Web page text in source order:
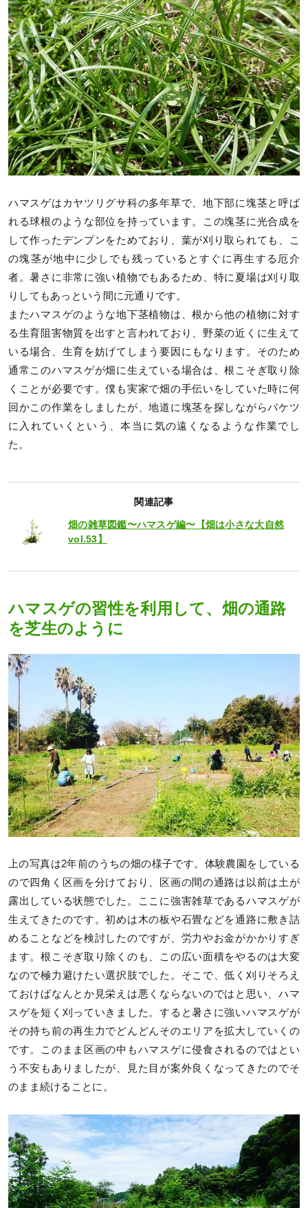
ハマスゲはカヤツリグサ科の多年草で、地下部に塊茎と呼ば
れる球根のような部位を持っています。この塊茎に光合成を
して作ったデンプンをためており、葉が刈り取られても、こ
の塊茎が地中に少しでも残っているとすぐに再生する厄介
者。暑さに非常に強い植物でもあるため、特に夏場は刈り取
りしてもあっという間に元通りです。
またハマスゲのような地下茎植物は、根から他の植物に対す
る生育阻害物質を出すと言われており、野菜の近くに生えて
いる場合、生育を妨げてしまう要因にもなります。そのため
通常このハマスゲが畑に生えている場合は、根こそぎ取り除
くことが必要です。僕も実家で畑の手伝いをしていた時に何
回かこの作業をしましたが、地道に塊茎を探しながらバケツ
に入れていくという、本当に気の遠くなるような作業でし
た。
関連記事
畑の雑草図鑑〜ハマスゲ編〜【畑は小さな大自然
vol.53】
ハマスゲの習性を利用して、畑の通路
を芝生のように
上の写真は2年前のうちの畑の様子です。体験農園をしている
ので四角く区画を分けており、区画の間の通路は以前は土が
露出している状態でした。ここに強害雑草であるハマスゲが
生えてきたのです。初めは木の板や石畳などを通路に敷き詰
めることなどを検討したのですが、労力やお金がかかりすぎ
ます。根こそぎ取り除くのも、この広い面積をやるのは大変
なので極力避けたい選択肢でした。そこで、低く刈りそろえ
ておけばなんとか見栄えは悪くならないのではと思い、ハマ
スゲを短く刈っていきました。すると暑さに強いハマスゲが
その持ち前の再生力でどんどんそのエリアを拡大していくの
です。このまま区画の中もハマスゲに侵食されるのではとい
う不安もありましたが、見た目が案外良くなってきたのでそ
のまま続けることに。